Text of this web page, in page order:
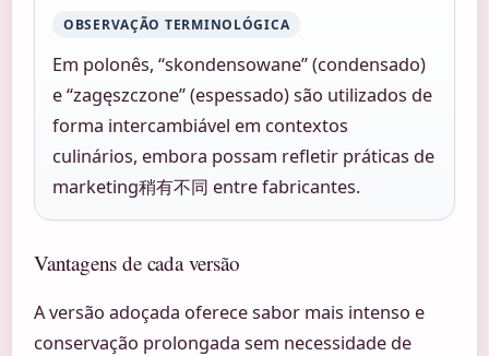
OBSERVAÇÃO TERMINOLÓGICA
Em polonês, “skondensowane” (condensado)
e “zagęszczone” (espessado) são utilizados de
forma intercambiável em contextos
culinários, embora possam refletir práticas de
marketing稍有不同 entre fabricantes.
Vantagens de cada versão
A versão adoçada oferece sabor mais intenso e
conservação prolongada sem necessidade de